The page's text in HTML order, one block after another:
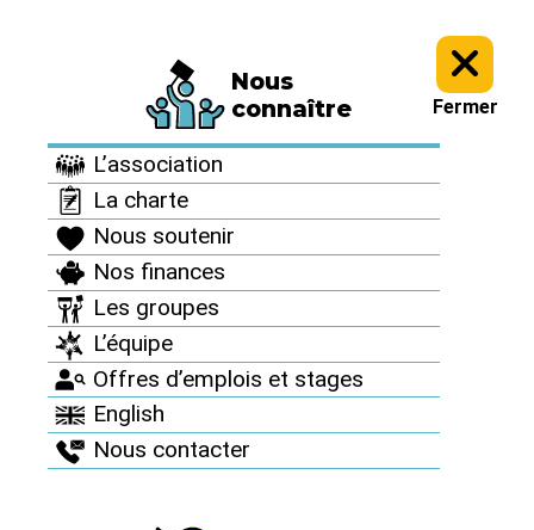
Nous
connaître
L’association
La charte
Nous soutenir
Nos finances
Les groupes
L’équipe
Offres d’emplois et stages
English
Nous contacter
Fermer
Informez vous > Des accidents nucléaires partout >
Des accidents
nucléaires partout